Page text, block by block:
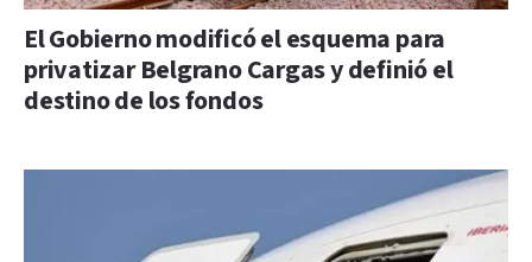
El Gobierno modificó el esquema para
privatizar Belgrano Cargas y definió el
destino de los fondos